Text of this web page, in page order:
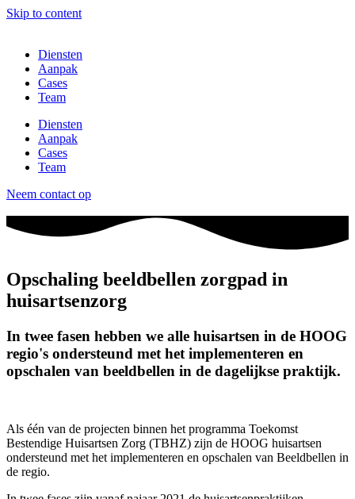
Skip to content
Diensten
Aanpak
Cases
Team
Diensten
Aanpak
Cases
Team
Neem contact op
Opschaling beeldbellen zorgpad in
huisartsenzorg
In twee fasen hebben we alle huisartsen in de HOOG
regio's ondersteund met het implementeren en
opschalen van beeldbellen in de dagelijkse praktijk.
Als één van de projecten binnen het programma Toekomst
Bestendige Huisartsen Zorg (TBHZ) zijn de HOOG huisartsen
ondersteund met het implementeren en opschalen van Beeldbellen in
de regio.